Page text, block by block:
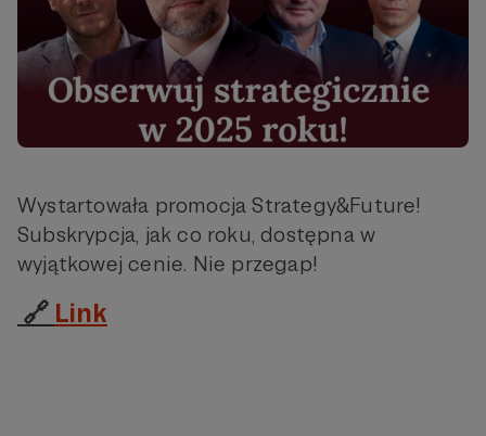
Wystartowała promocja Strategy&Future!
Subskrypcja, jak co roku, dostępna w
wyjątkowej cenie. Nie przegap!
🔗 Link